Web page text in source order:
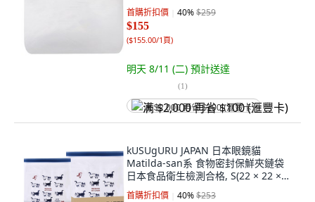
首購折扣價 40%$259
$155
($155.00/1頁)
明天 8/11 (二) 預計送達
(1)
满 $2,000 再省 $100 (滙豐卡)
kUSUgURU JAPAN 日本眼鏡貓
Matilda-san系 食物密封保鮮夾鏈袋
日本食品衛生檢測合格, S(22 × 22 ×
4cm), 10入, 1組
首購折扣價 40%$253